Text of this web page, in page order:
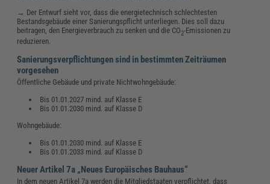
→ Der Entwurf sieht vor, dass die energietechnisch schlechtesten
Bestandsgebäude einer Sanierungspflicht unterliegen. Dies soll dazu
beitragen, den Energieverbrauch zu senken und die CO2-Emissionen zu
reduzieren.
Sanierungsverpflichtungen sind in bestimmten Zeiträumen
vorgesehen
Öffentliche Gebäude und private Nichtwohngebäude:
Bis 01.01.2027 mind. auf Klasse E
Bis 01.01.2030 mind. auf Klasse D
Wohngebäude:
Bis 01.01.2030 mind. auf Klasse E
Bis 01.01.2033 mind. auf Klasse D
Neuer Artikel 7a „Neues Europäisches Bauhaus“
In dem neuen Artikel 7a werden die Mitgliedstaaten verpflichtet, dass